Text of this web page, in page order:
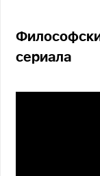
сериала